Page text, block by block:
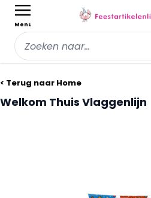
Menu
< Terug naar Home
Welkom Thuis Vlaggenlijn